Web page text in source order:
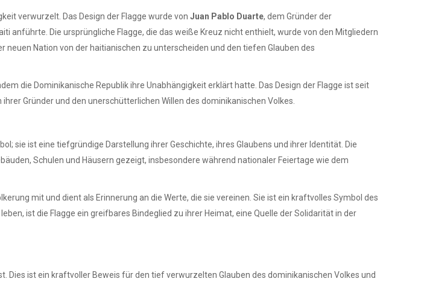
verwurzelt. Das Design der Flagge wurde von Juan Pablo Duarte, dem Gründer der
anführte. Die ursprüngliche Flagge, die das weiße Kreuz nicht enthielt, wurde von den Mitgliedern
Nation von der haitianischen zu unterscheiden und den tiefen Glauben des
die Dominikanische Republik ihre Unabhängigkeit erklärt hatte. Das Design der Flagge ist seit
Gründer und den unerschütterlichen Willen des dominikanischen Volkes.
sie ist eine tiefgründige Darstellung ihrer Geschichte, ihres Glaubens und ihrer Identität. Die
Schulen und Häusern gezeigt, insbesondere während nationaler Feiertage wie dem
mit und dient als Erinnerung an die Werte, die sie vereinen. Sie ist ein kraftvolles Symbol des
ist die Flagge ein greifbares Bindeglied zu ihrer Heimat, eine Quelle der Solidarität in der
Dies ist ein kraftvoller Beweis für den tief verwurzelten Glauben des dominikanischen Volkes und